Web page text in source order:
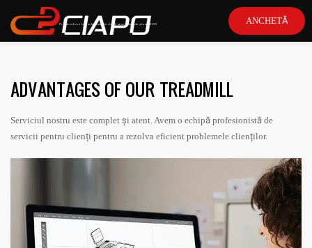
Producătorul de echipamente de fitness lider de atunci 2015 ANCHETĂ
ADVANTAGES OF OUR TREADMILL
Serviciul nostru este complet și atent. Avem o echipă profesionistă de
servicii pentru clienți pentru a rezolva eficient problemele clienților.